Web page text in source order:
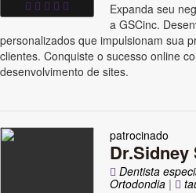
Expanda seu
a GSCinc.
personalizados que impulsionam sua
clientes. Conquiste o sucesso online
desenvolvimento de sites.
patrocinado
Dr.Sidney
Dentista
Ortodondia |